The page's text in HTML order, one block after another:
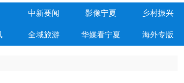
中新要闻 影像宁夏 乡村振兴
全域旅游 华媒看宁夏 海外专版